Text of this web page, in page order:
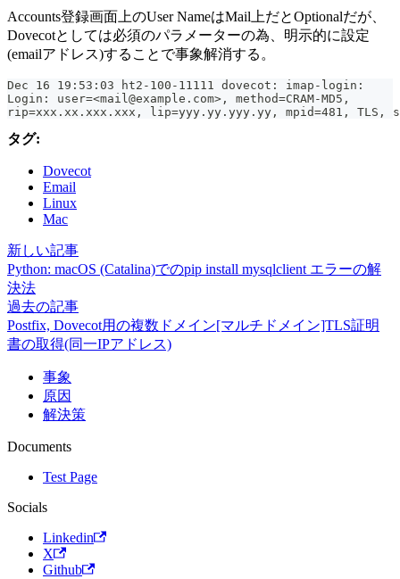
Accounts登録画面上のUser NameはMail上だとOptionalだが、
Dovecotとしては必須のパラメーターの為、明示的に設定
(emailアドレス)することで事象解消する。
Dec 16 19:53:03 ht2-100-11111 dovecot: imap-login:
Login: user=<mail@example.com>, method=CRAM-MD5,
rip=xxx.xx.xxx.xxx, lip=yyy.yy.yyy.yy, mpid=481, TLS,
タグ:
Dovecot
Email
Linux
Mac
新しい記事
Python: macOS (Catalina)でのpip install mysqlclient エラーの解
決法
過去の記事
Postfix, Dovecot用の複数ドメイン[マルチドメイン]TLS証明
書の取得(同一IPアドレス)
事象
原因
解決策
Documents
Test Page
Socials
Linkedin
X
Github